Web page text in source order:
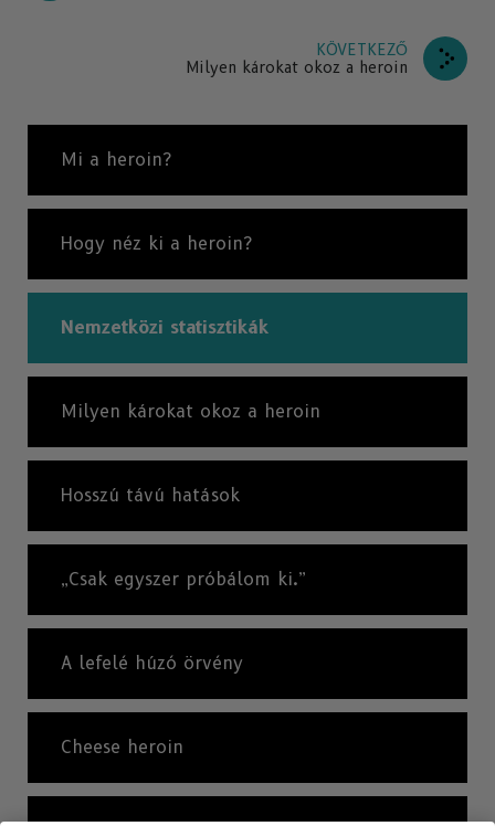
KÖVETKEZŐ
Milyen károkat okoz a heroin
Mi a heroin?
Hogy néz ki a heroin?
Nemzetközi statisztikák
Milyen károkat okoz a heroin
Hosszú távú hatások
„Csak egyszer próbálom ki.”
A lefelé húzó örvény
Cheese heroin